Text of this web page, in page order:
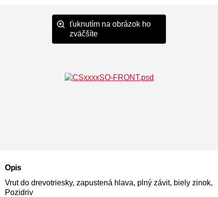
ťuknutím na obrázok ho
zväčšíte
Opis
Vrut do drevotriesky, zapustená hlava, plný závit, biely zinok,
Pozidriv